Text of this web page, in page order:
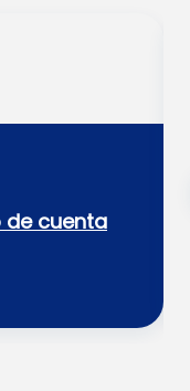
de cuenta